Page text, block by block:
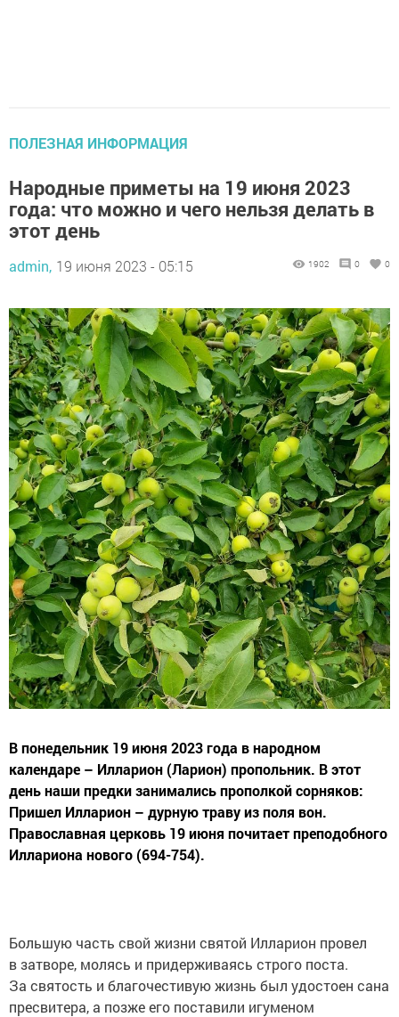
ПОЛЕЗНАЯ ИНФОРМАЦИЯ
Народные приметы на 19 июня 2023
года: что можно и чего нельзя делать в
этот день
admin, 19 июня 2023 - 05:15 1902 0 0
В понедельник 19 июня 2023 года в народном
календаре – Илларион (Ларион) пропольник. В этот
день наши предки занимались прополкой сорняков:
Пришел Илларион – дурную траву из поля вон.
Православная церковь 19 июня почитает преподобного
Иллариона нового (694-754).
Большую часть свой жизни святой Илларион провел
в затворе, молясь и придерживаясь строго поста.
За святость и благочестивую жизнь был удостоен сана
пресвитера, а позже его поставили игуменом